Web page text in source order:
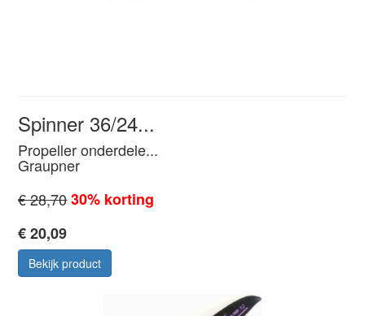
Spinner 36/24...
Propeller onderdele...
Graupner
€ 28,7030% korting
€ 20,09
Bekijk product